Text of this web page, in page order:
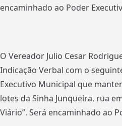
encaminhado ao Poder
O Vereador Julio Cesar
Indicação Verbal com o
Executivo Municipal que
lotes da Sinha Junqueira, rua
Viário”. Será encaminhado ao